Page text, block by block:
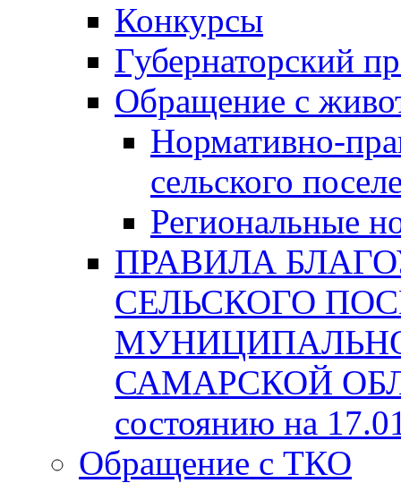
Конкурсы
Губернаторский
Обращение с
Нормативно-
сельского
Региональные
ПРАВИЛА
СЕЛЬСКОГО
САМАРСКОЙ
состоянию на
Обращение с ТКО